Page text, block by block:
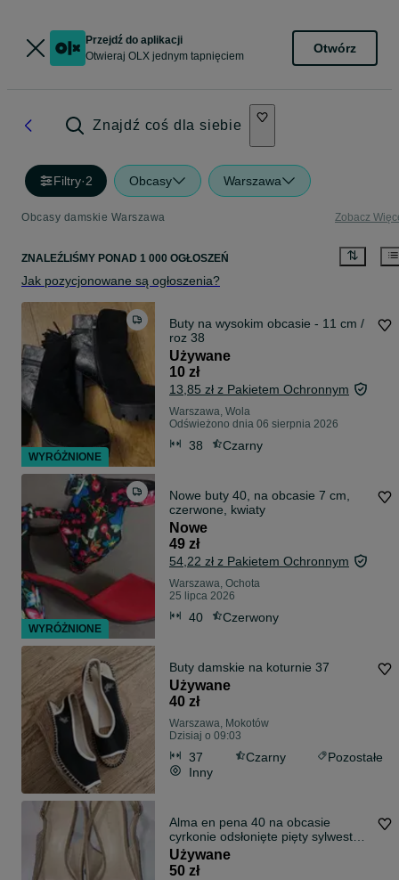
Przejdź do aplikacji
Otwieraj OLX jednym tapnięciem
Otwórz
Znajdź coś dla siebie
Filtry·2 Obcasy Warszawa
Obcasy damskie Warszawa Zobacz
ZNALEŹLIŚMY PONAD 1 000 OGŁOSZEŃ
Jak pozycjonowane są ogłoszenia?
Buty na wysokim obcasie - 11 cm /
roz 38
Używane
10 zł
13,85 zł z Pakietem Ochronnym
Warszawa, Wola
Odświeżono dnia 06 sierpnia 2026
38 Czarny
Nowe buty 40, na obcasie 7 cm,
czerwone, kwiaty
Nowe
49 zł
54,22 zł z Pakietem Ochronnym
Warszawa, Ochota
25 lipca 2026
40 Czerwony
Buty damskie na koturnie 37
Używane
40 zł
Warszawa, Mokotów
Dzisiaj o 09:03
37 Czarny
Pozostałe
Inny
Alma en pena 40 na obcasie
cyrkonie odsłonięte pięty sylwester
święta
Używane
50 zł
WYRÓŻNIONE
WYRÓŻNIONE